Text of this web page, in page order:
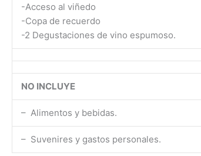
-Acceso al viñedo
-Copa de recuerdo
-2 Degustaciones de vino espumoso.
NO INCLUYE
– Alimentos y bebidas.
– Suvenires y gastos personales.